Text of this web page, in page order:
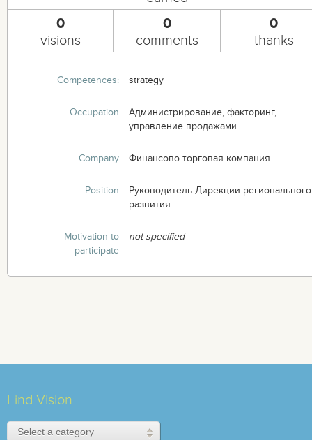
0
visions
0
comments
0
thanks
Competences: strategy
Occupation
Администрирование, факторинг,
управление продажами
Company Финансово-торговая компания
Position
Руководитель Дирекции регионального
развития
Motivation to
participate
not specified
Find Vision